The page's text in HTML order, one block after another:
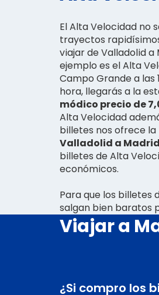
El Alta Velocidad no
trayectos
viajar de Valladolid
ejemplo es el Alta
Campo Grande a las
hora, llegarás a la
módico precio de
Alta Velocidad
billetes nos ofrece
Valladolid a
billetes de Alta
económicos.
Para que los billetes
salgan bien baratos
Viajar a
¿Si compro los